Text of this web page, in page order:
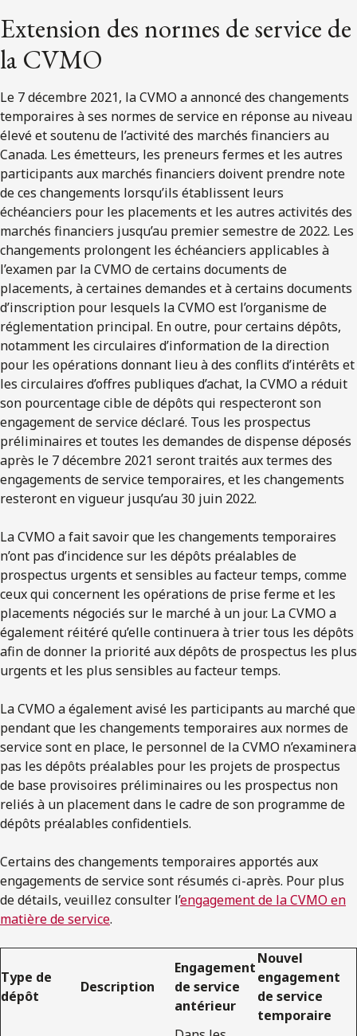
Extension des normes de service de
la CVMO
Le 7 décembre 2021, la CVMO a annoncé des changements
temporaires à ses normes de service en réponse au niveau
élevé et soutenu de l’activité des marchés financiers au
Canada. Les émetteurs, les preneurs fermes et les autres
participants aux marchés financiers doivent prendre note
de ces changements lorsqu’ils établissent leurs
échéanciers pour les placements et les autres activités des
marchés financiers jusqu’au premier semestre de 2022. Les
changements prolongent les échéanciers applicables à
l’examen par la CVMO de certains documents de
placements, à certaines demandes et à certains documents
d’inscription pour lesquels la CVMO est l’organisme de
réglementation principal. En outre, pour certains dépôts,
notamment les circulaires d’information de la direction
pour les opérations donnant lieu à des conflits d’intérêts et
les circulaires d’offres publiques d’achat, la CVMO a réduit
son pourcentage cible de dépôts qui respecteront son
engagement de service déclaré. Tous les prospectus
préliminaires et toutes les demandes de dispense déposés
après le 7 décembre 2021 seront traités aux termes des
engagements de service temporaires, et les changements
resteront en vigueur jusqu’au 30 juin 2022.
La CVMO a fait savoir que les changements temporaires
n’ont pas d’incidence sur les dépôts préalables de
prospectus urgents et sensibles au facteur temps, comme
ceux qui concernent les opérations de prise ferme et les
placements négociés sur le marché à un jour. La CVMO a
également réitéré qu’elle continuera à trier tous les dépôts
afin de donner la priorité aux dépôts de prospectus les plus
urgents et les plus sensibles au facteur temps.
La CVMO a également avisé les participants au marché que
pendant que les changements temporaires aux normes de
service sont en place, le personnel de la CVMO n’examinera
pas les dépôts préalables pour les projets de prospectus
de base provisoires préliminaires ou les prospectus non
reliés à un placement dans le cadre de son programme de
dépôts préalables confidentiels.
Certains des changements temporaires apportés aux
engagements de service sont résumés ci-après. Pour plus
de détails, veuillez consulter l’engagement de la CVMO en
matière de service.
Type de
dépôt
Description
Engagement
de service
antérieur
Nouvel
engagement
de service
temporaire